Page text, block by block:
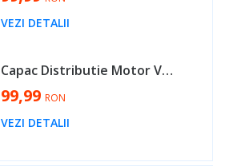
VEZI DETALII
Capac Distributie Motor VW Jetta 1.9 TDI BXE BKC BLS 2005 - 2011 Cod 045109145H [V0085]
99,99 RON
VEZI DETALII